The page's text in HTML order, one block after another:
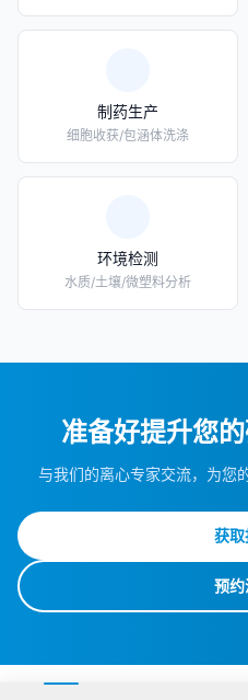
制药生产
细胞收获/包涵体洗涤
环境检测
水质/土壤/微塑料分析
准备好提升您
与我们的离心专家交流，为您
获
预